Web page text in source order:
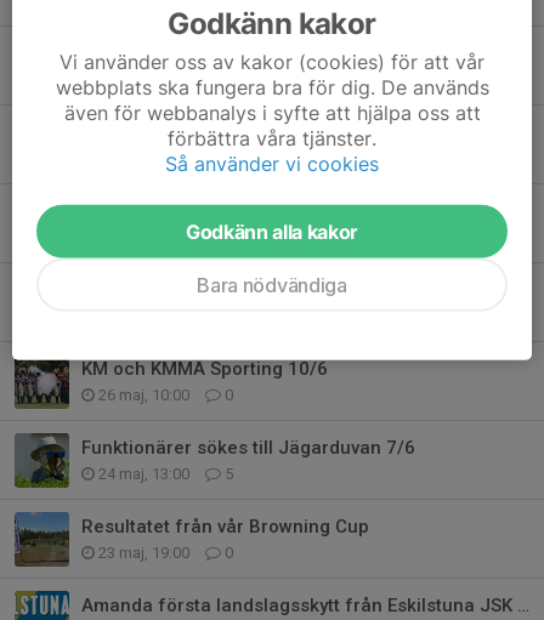
TVÅ NYA SM-MEDALJER TILL ESKILSTUNA JSK!
27 jun, 19:57
Resultat KM och KMMÄ Sporting 2026-06-10
10 jun, 21:25 0
Resultat från Jägarduvan 2026-06-07
0
Resultat från Mälarcupen Sporting 2026-06-06
KM och KMMÄ Sporting 10/6
26 maj, 10:00 0
Funktionärer sökes till Jägarduvan 7/6
24 maj, 13:00 5
Resultatet från vår Browning Cup
23 maj, 19:00 0
Amanda första landslagsskytt från Eskilstuna JSK 2026!
Godkänn kakor
Vi använder oss av kakor (cookies) för att vår
webbplats ska fungera bra för dig. De används
även för webbanalys i syfte att hjälpa oss att
förbättra våra tjänster.
Så använder vi cookies
Godkänn alla kakor
Bara nödvändiga